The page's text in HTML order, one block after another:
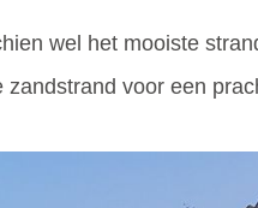
wel het mooiste
voor een